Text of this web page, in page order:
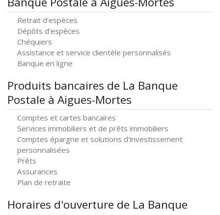
Retrait d'espèces
Dépôts d'espèces
Chéquiers
Assistance et service clientèle personnalisés
Banque en ligne
Produits bancaires de La Banque
Postale à Aigues-Mortes
Comptes et cartes bancaires
Services immobiliers et de prêts immobiliers
Comptes épargne et solutions d'investissement
personnalisées
Prêts
Assurances
Plan de retraite
Horaires d'ouverture de La Banque